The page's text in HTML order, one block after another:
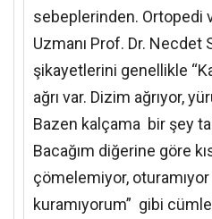
sebeplerinden. Ortopedi
Uzmanı Prof. Dr. Necdet
şikayetlerini genellikle
ağrı var. Dizim ağrıyor,
Bazen kalçama bir şey
Bacağım diğerine göre
çömelemiyor,
kuramıyorum” gibi